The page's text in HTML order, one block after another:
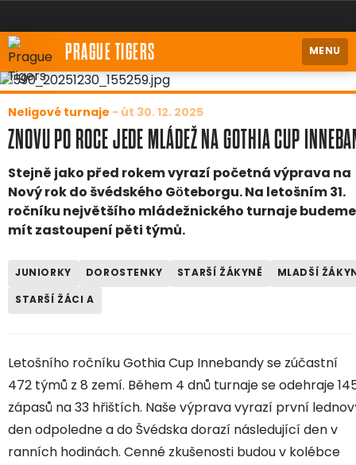
PRAGUE TIGERS MENU
Neligové turnaje - út 30. 12. 2025
ZNOVU PO ROCE JEDE MLÁDEŽ NA GOTHIA CUP
Stejně jako před rokem vyrazí početná výprava na
Nový rok do švédského Göteborgu. Na letošním 31.
ročníku největšího mládežnického turnaje budeme
mít zastoupení pěti týmů.
JUNIORKY DOROSTENKY STARŠÍ ŽÁKYNĚ
MLADŠÍ
STARŠÍ ŽÁCI A
Letošního ročníku Gothia Cup Innebandy se zúčastní
472 týmů z 8 zemí. Během 4 dnů turnaje se odehraje
zápasů na 33 hřištích. Naše výprava vyrazí první
den odpoledne a do Švédska dorazí následující den v
ranních hodinách. Cenné zkušenosti budou v kolébce